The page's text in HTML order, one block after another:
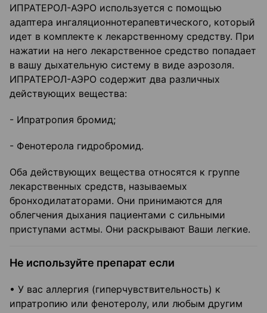
ИПРАТЕРОЛ-АЭРО используется с помощью
адаптера ингаляционно­терапевтического, который
идет в комплекте к лекарственному средству. При
нажатии на него лекарственное средство попадает
в вашу дыхательную систему в виде аэрозоля.
ИПРАТЕРОЛ-АЭРО содержит два различных
действующих вещества:
- Ипратропия бромид;
- Фенотерола гидробромид.
Оба действующих вещества относятся к группе
лекарственных средств, называемых
бронходилататорами. Они принимаются для
облегчения дыхания пациентами с сильными
приступами астмы. Они раскрывают Ваши легкие.
Не используйте препарат если
• У вас аллергия (гиперчувствительность) к
ипратропию или фенотеролу, или любым другим